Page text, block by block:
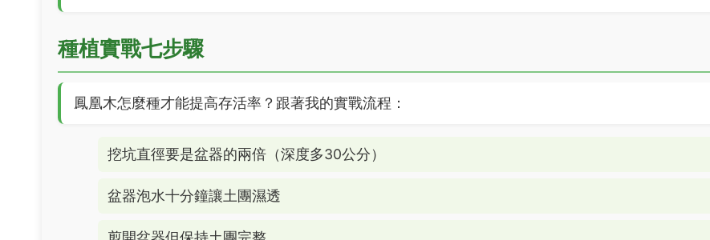
種植實戰七步驟
鳳凰木怎麼種才能提高存活率？跟著我的實戰流程：
挖坑直徑要是盆器的兩倍（深度多30公分）
盆器泡水十分鐘讓土團濕透